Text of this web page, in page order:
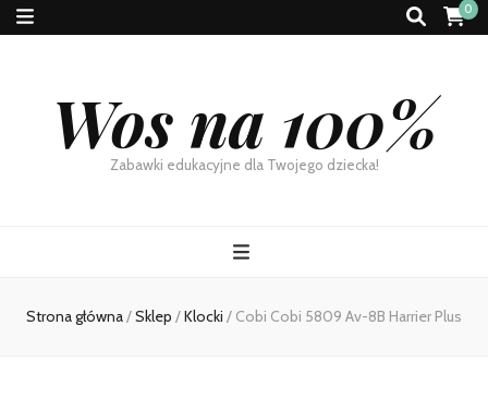
0
Wos na 100%
Zabawki edukacyjne dla Twojego dziecka!
Strona główna/Sklep /Klocki / Cobi Cobi 5809 Av-8B Harrier Plus